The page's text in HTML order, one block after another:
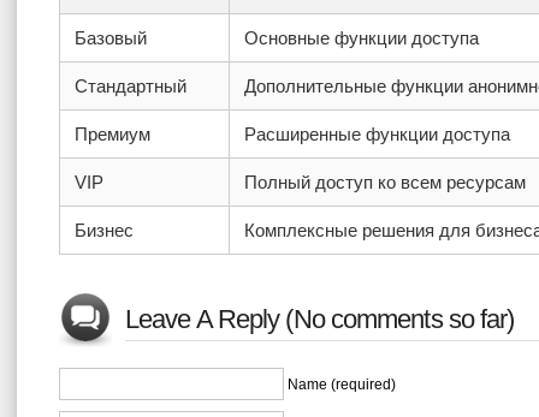
Базовый Основные функции доступа
Стандартный Дополнительные функции
Премиум Расширенные функции доступа
VIP Полный доступ ко всем ресурсам
Бизнес Комплексные решения для
Leave A Reply (No comments so far)
Name (required)